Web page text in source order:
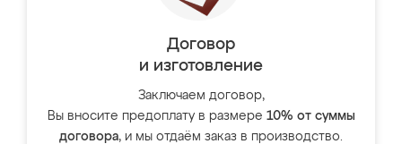
Договор
и изготовление
Заключаем договор,
Вы вносите предоплату в размере 10% от суммы
договора, и мы отдаём заказ в производство.